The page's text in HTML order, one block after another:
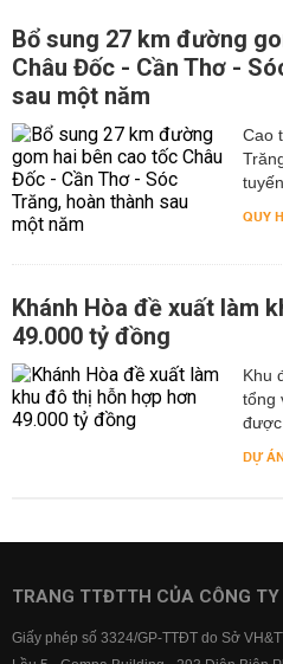
Bổ sung 27 km đường
Châu Đốc - Cần Thơ -
sau một năm
Cao
QUY
Khánh Hòa đề xuất làm
49.000 tỷ đồng
Khu
tổng
được
DỰ
TRANG TTĐTTH CỦA CÔNG TY
Giấy phép số 3324/GP-TTĐT do Sở